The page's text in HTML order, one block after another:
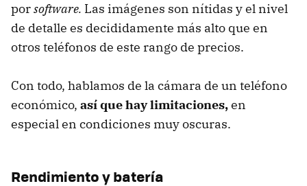
porsoftware. Las imágenes son nítidas y el nivel
de detalle es decididamente más alto que en
otros teléfonos de este rango de precios.
Con todo, hablamos de la cámara de un teléfono
económico, así que hay limitaciones,en
especial en condiciones muy oscuras.
Rendimiento y batería